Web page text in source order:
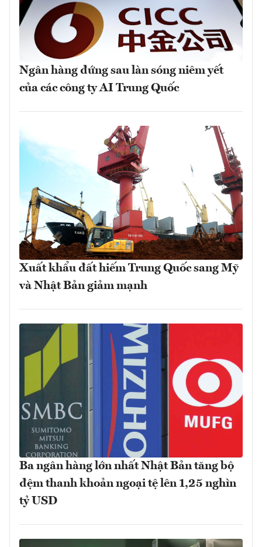
Ngân hàng đứng sau làn sóng niêm yết
của các công ty AI Trung Quốc
Xuất khẩu đất hiếm Trung Quốc sang Mỹ
và Nhật Bản giảm mạnh
Ba ngân hàng lớn nhất Nhật Bản tăng bộ
đệm thanh khoản ngoại tệ lên 1,25 nghìn
tỷ USD